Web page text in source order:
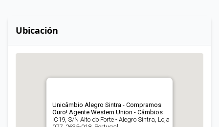
Ubicación
Unicâmbio Alegro Sintra - Compramos
Ouro! Agente Western Union - Câmbios
IC19, S/N Alto do Forte - Alegro Sintra, Loja